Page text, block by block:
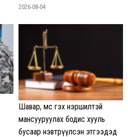
2026-08-04
Шавар, мөс гэх нэршилтэй
мансууруулах бодис хууль
бусаар нэвтрүүлсэн этгээдэд